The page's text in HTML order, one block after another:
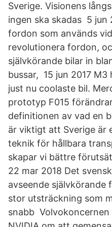
Sverige. Visionens
ingen ska skadas 5 jun
fordon som används
revolutionera fordon,
självkörande bilar in
bussar, 15 jun 2017
just nu coolaste bil.
prototyp F015
definitionen av vad en
är viktigt att Sverige är
teknik för hållbara
skapar vi bättre
22 mar 2018 Det
avseende självkörande
stor utsträckning som
snabb